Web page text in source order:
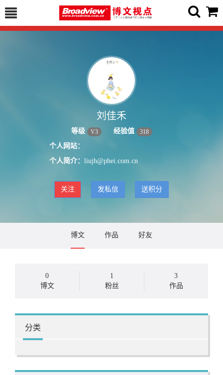
刘佳禾
等级 V3 经验值 318
个人网站：
个人简介： liujh@phei.com.cn
关注 发私信 送积分
博文 作品 好友
0
博文
1
粉丝
3
作品
分类